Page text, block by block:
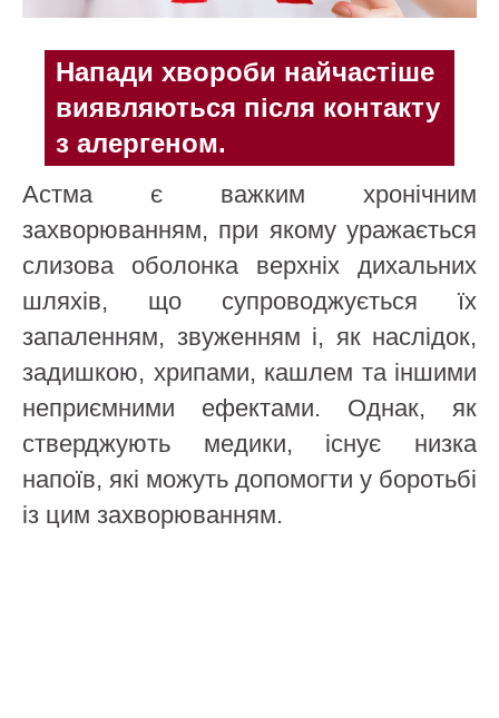
Напади хвороби найчастіше
виявляються після контакту
з алергеном.
Астма є важким хронічним
захворюванням, при якому уражається
слизова оболонка верхніх дихальних
шляхів, що супроводжується їх
запаленням, звуженням і, як наслідок,
задишкою, хрипами, кашлем та іншими
неприємними ефектами. Однак, як
стверджують медики, існує низка
напоїв, які можуть допомогти у боротьбі
із цим захворюванням.